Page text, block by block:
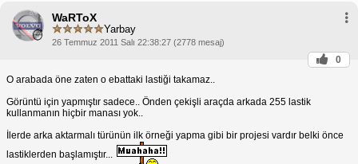
WaRToX
Yarbay
26 Temmuz 2011 Salı 22:38:27 (2778 mesaj)
0
O arabada öne zaten o ebattaki lastiği takamaz..
Görüntü için yapmıştır sadece.. Önden çekişli araçda arkada 255 lastik
kullanmanın hiçbir manası yok..
İlerde arka aktarmalı türünün ilk örneği yapma gibi bir projesi vardır belki önce
lastiklerden başlamıştır...